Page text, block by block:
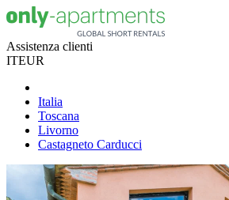
Assistenza clienti
ITEUR
Italia
Toscana
Livorno
Castagneto Carducci